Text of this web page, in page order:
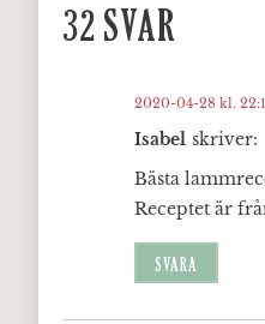
32 SVAR
Isabel skriver:
2020-04-28 kl.
Bästa
Receptet är
SVARA